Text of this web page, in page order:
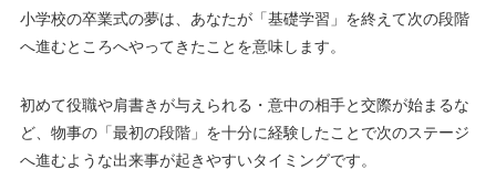
小学校の卒業式の夢は、あなたが「基礎学習」を終えて次の段階
へ進むところへやってきたことを意味します。
初めて役職や肩書きが与えられる・意中の相手と交際が始まるな
ど、物事の「最初の段階」を十分に経験したことで次のステージ
へ進むような出来事が起きやすいタイミングです。